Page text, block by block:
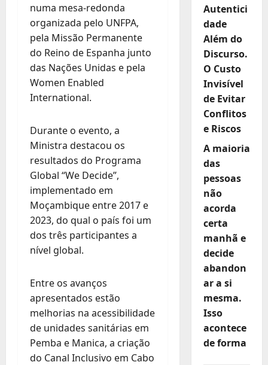
numa mesa-redonda
organizada pelo UNFPA,
pela Missão Permanente
do Reino de Espanha junto
das Nações Unidas e pela
Women Enabled
International.
Durante o evento, a
Ministra destacou os
resultados do Programa
Global “We Decide”,
implementado em
Moçambique entre 2017 e
2023, do qual o país foi um
dos três participantes a
nível global.
Entre os avanços
apresentados estão
melhorias na acessibilidade
de unidades sanitárias em
Pemba e Manica, a criação
do Canal Inclusivo em Cabo
Autentici
dade
Além do
Discurso.
O Custo
Invisível
de Evitar
Conflitos
e Riscos
A maioria
das
pessoas
não
acorda
certa
manhã e
decide
abandon
ar a si
mesma.
Isso
acontece
de forma